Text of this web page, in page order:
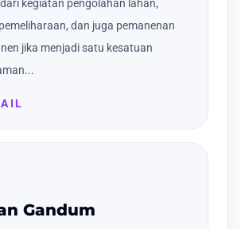
kegiatan pengolahan lahan,
dan juga pemanenan
jika menjadi satu kesatuan
Gandum